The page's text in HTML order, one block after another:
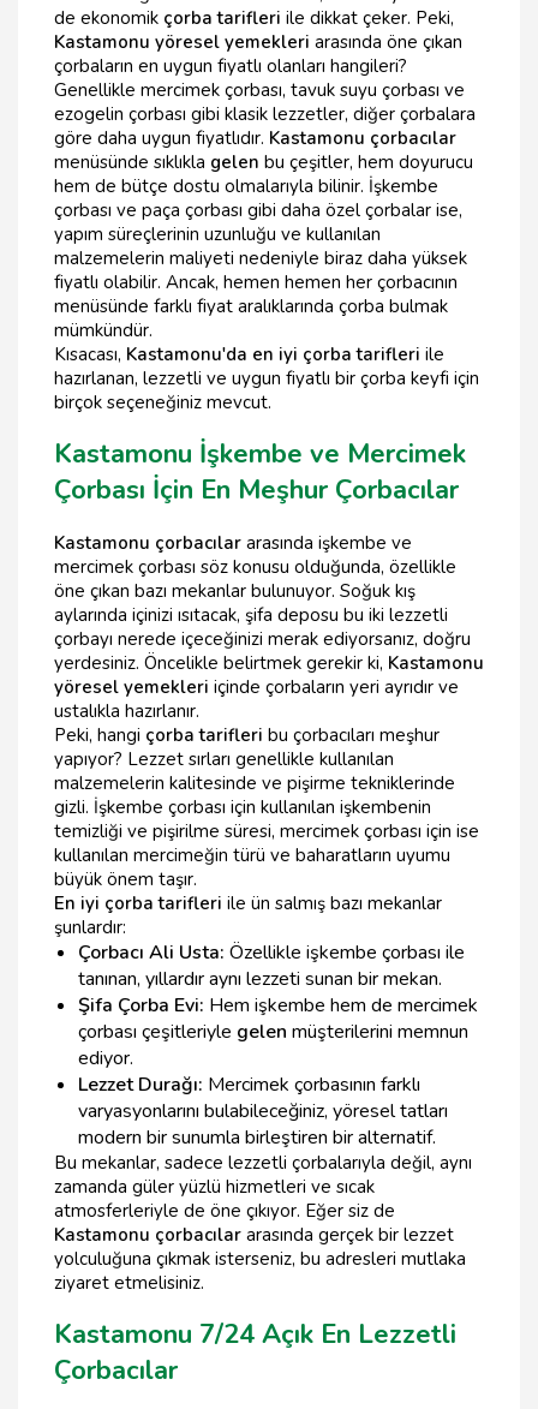
de ekonomik çorba tarifleri ile dikkat çeker. Peki,
Kastamonu yöresel yemekleri arasında öne çıkan
çorbaların en uygun fiyatlı olanları hangileri?
Genellikle mercimek çorbası, tavuk suyu çorbası ve
ezogelin çorbası gibi klasik lezzetler, diğer çorbalara
göre daha uygun fiyatlıdır. Kastamonu çorbacılar
menüsünde sıklıkla gelen bu çeşitler, hem doyurucu
hem de bütçe dostu olmalarıyla bilinir. İşkembe
çorbası ve paça çorbası gibi daha özel çorbalar ise,
yapım süreçlerinin uzunluğu ve kullanılan
malzemelerin maliyeti nedeniyle biraz daha yüksek
fiyatlı olabilir. Ancak, hemen hemen her çorbacının
menüsünde farklı fiyat aralıklarında çorba bulmak
mümkündür.
Kısacası, Kastamonu'da en iyi çorba tarifleri ile
hazırlanan, lezzetli ve uygun fiyatlı bir çorba keyfi için
birçok seçeneğiniz mevcut.
Kastamonu İşkembe ve Mercimek
Çorbası İçin En Meşhur Çorbacılar
Kastamonu çorbacılar arasında işkembe ve
mercimek çorbası söz konusu olduğunda, özellikle
öne çıkan bazı mekanlar bulunuyor. Soğuk kış
aylarında içinizi ısıtacak, şifa deposu bu iki lezzetli
çorbayı nerede içeceğinizi merak ediyorsanız, doğru
yerdesiniz. Öncelikle belirtmek gerekir ki, Kastamonu
yöresel yemekleri içinde çorbaların yeri ayrıdır ve
ustalıkla hazırlanır.
Peki, hangi çorba tarifleri bu çorbacıları meşhur
yapıyor? Lezzet sırları genellikle kullanılan
malzemelerin kalitesinde ve pişirme tekniklerinde
gizli. İşkembe çorbası için kullanılan işkembenin
temizliği ve pişirilme süresi, mercimek çorbası için ise
kullanılan mercimeğin türü ve baharatların uyumu
büyük önem taşır.
En iyi çorba tarifleri ile ün salmış bazı mekanlar
şunlardır:
Çorbacı Ali Usta: Özellikle işkembe çorbası ile
tanınan, yıllardır aynı lezzeti sunan bir mekan.
Şifa Çorba Evi: Hem işkembe hem de mercimek
çorbası çeşitleriyle gelen müşterilerini memnun
ediyor.
Lezzet Durağı: Mercimek çorbasının farklı
varyasyonlarını bulabileceğiniz, yöresel tatları
modern bir sunumla birleştiren bir alternatif.
Bu mekanlar, sadece lezzetli çorbalarıyla değil, aynı
zamanda güler yüzlü hizmetleri ve sıcak
atmosferleriyle de öne çıkıyor. Eğer siz de
Kastamonu çorbacılar arasında gerçek bir lezzet
yolculuğuna çıkmak isterseniz, bu adresleri mutlaka
ziyaret etmelisiniz.
Kastamonu 7/24 Açık En Lezzetli
Çorbacılar